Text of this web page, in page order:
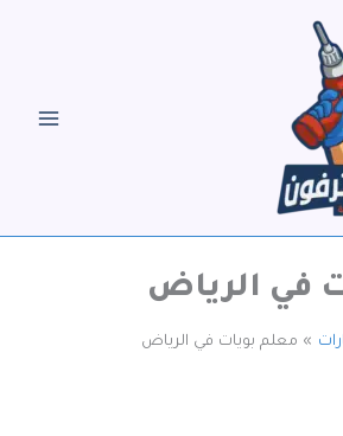
في الرياض
معلم بويات في الرياض